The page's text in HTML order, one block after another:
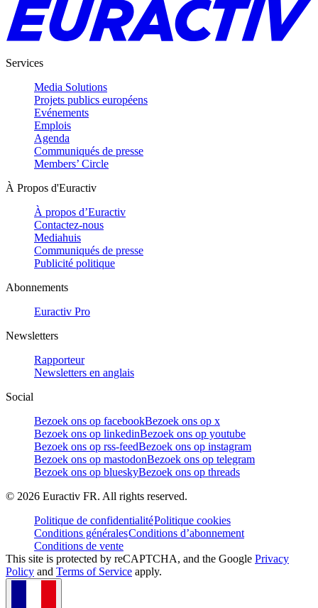
Services
Media Solutions
Projets publics européens
Evénements
Emplois
Agenda
Communiqués de presse
Members’ Circle
À Propos d'Euractiv
À propos d’Euractiv
Contactez-nous
Mediahuis
Communiqués de presse
Publicité politique
Abonnements
Euractiv Pro
Newsletters
Rapporteur
Newsletters en anglais
Social
Bezoek ons op facebookBezoek ons op x
Bezoek ons op linkedinBezoek ons op youtube
Bezoek ons op rss-feedBezoek ons op instagram
Bezoek ons op mastodonBezoek ons op telegram
Bezoek ons op blueskyBezoek ons op threads
© 2026 Euractiv FR. All rights reserved.
Politique de confidentialitéPolitique cookies
Conditions généralesConditions d’abonnement
Conditions de vente
This site is protected by reCAPTCHA, and the Google Privacy
Policy and Terms of Service apply.